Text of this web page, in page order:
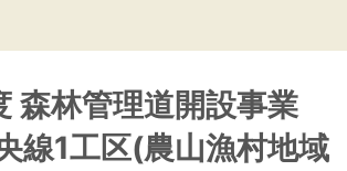
森林管理道開設事業
線1工区(農山漁村地域